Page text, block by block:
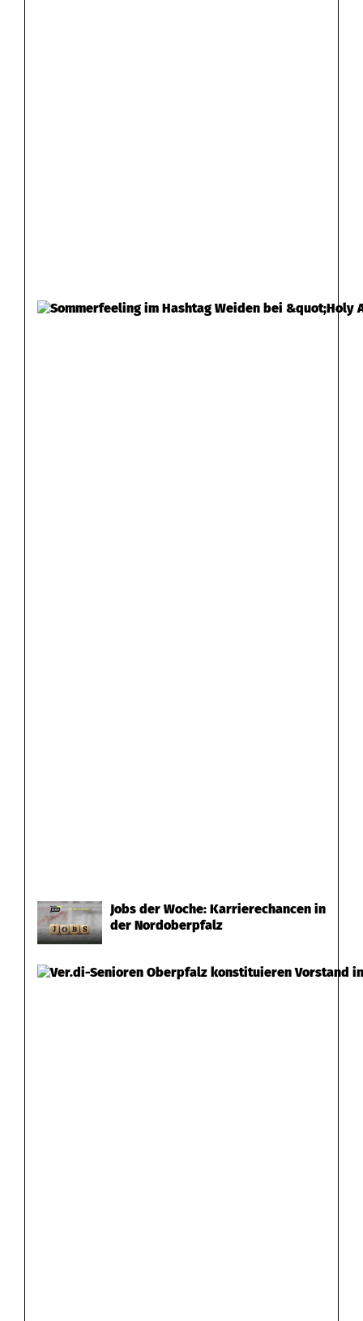
Jobs der Woche: Karrierechancen in
der Nordoberpfalz